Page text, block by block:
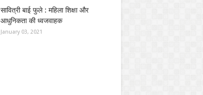
सावित्री बाई फुले : महिला शिक्षा और
आधुनिकता की ध्वजवाहक
January 03, 2021